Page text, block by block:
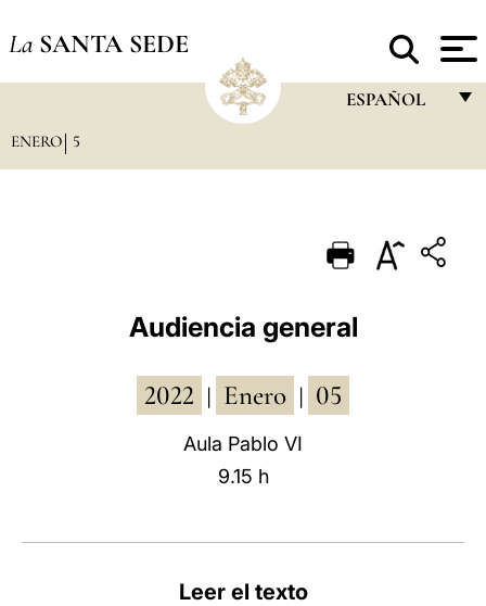
La SANTA SEDE
ESPAÑOL
PORTUGUÊS
ESPAÑOL
ENERO 5
Audiencia general
2022 Enero 05
Aula Pablo VI
9.15 h
Leer el texto